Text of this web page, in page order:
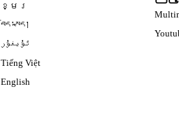
ខ្មែរ
བོད་སྐད།
ئۇيغۇر
Tiếng Việt
English